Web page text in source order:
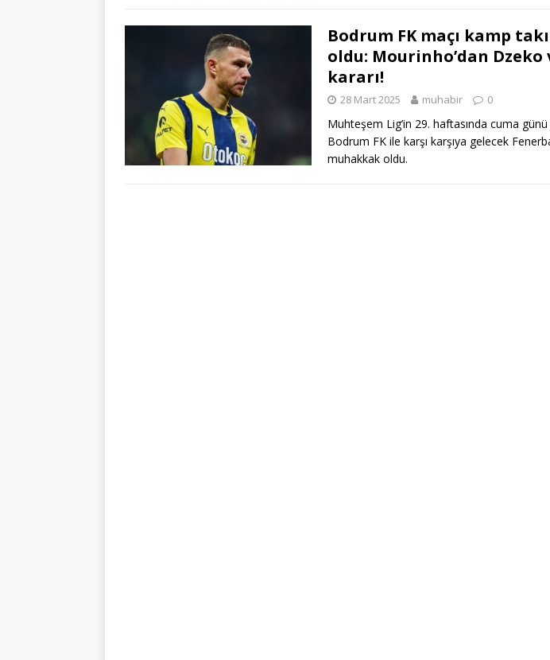
Bodrum FK maçı kamp
oldu: Mourinho’dan
kararı!
28 Mart 2025 muhabir 0
Muhteşem Lig’in 29. haftasında cuma
Bodrum FK ile karşı karşıya gelecek
muhakkak oldu.